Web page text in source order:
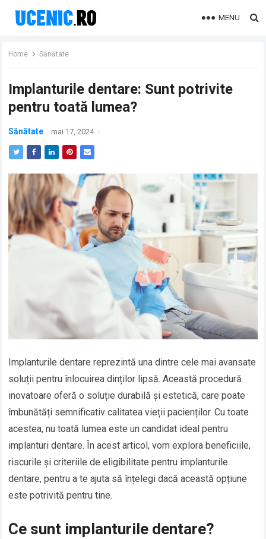
MENU
Home Sănătate
Implanturile dentare: Sunt potrivite
pentru toată lumea?
Sănătate mai 17, 2024 ·
Implanturile dentare reprezintă una dintre cele mai avansate
soluții pentru înlocuirea dinților lipsă. Această procedură
inovatoare oferă o soluție durabilă și estetică, care poate
îmbunătăți semnificativ calitatea vieții pacienților. Cu toate
acestea, nu toată lumea este un candidat ideal pentru
implanturi dentare. În acest articol, vom explora beneficiile,
riscurile și criteriile de eligibilitate pentru implanturile
dentare, pentru a te ajuta să înțelegi dacă această opțiune
este potrivită pentru tine.
Ce sunt implanturile dentare?